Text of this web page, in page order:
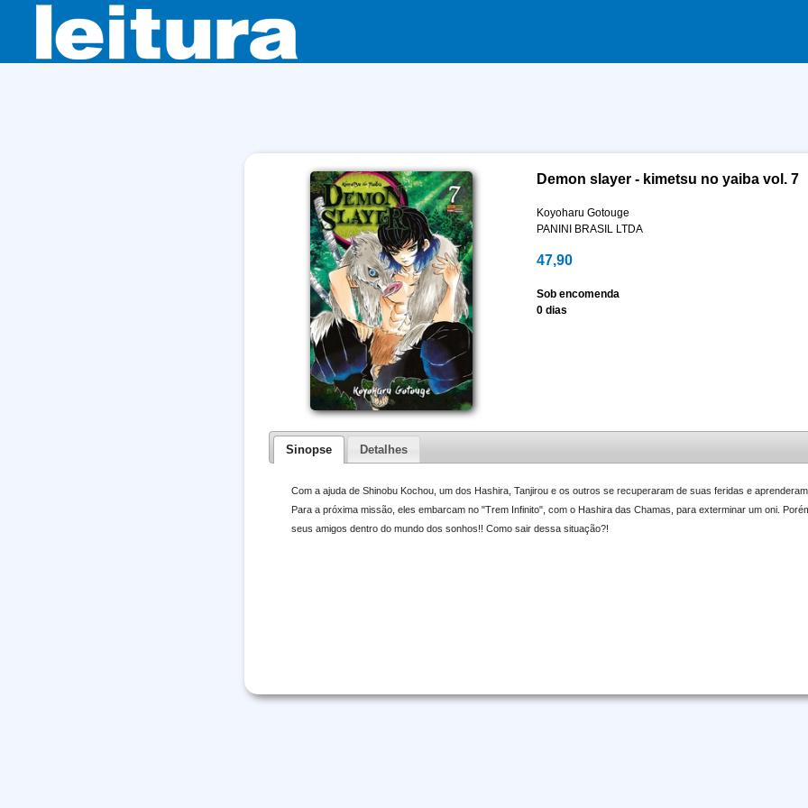
Demon slayer - kimetsu no yaiba vol. 7
Koyoharu Gotouge
PANINI BRASIL LTDA
47,90
Sob encomenda
0 dias
Sinopse Detalhes
Com a ajuda de Shinobu Kochou, um dos Hashira, Tanjirou e os outros se recuperaram de suas feridas e
Para a próxima missão, eles embarcam no "Trem Infinito", com o Hashira das Chamas, para exterminar um oni.
seus amigos dentro do mundo dos sonhos!! Como sair dessa situação?!